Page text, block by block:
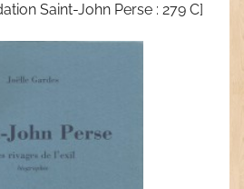
Saint-John Perse : 279 C]